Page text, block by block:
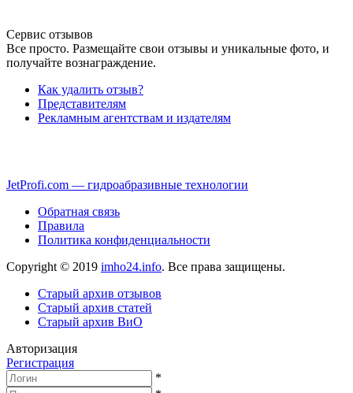
Сервис отзывов
Все просто. Размещайте свои отзывы и уникальные фото, и
получайте вознаграждение.
Как удалить отзыв?
Представителям
Рекламным агентствам и издателям
JetProfi.com — гидроабразивные технологии
Обратная связь
Правила
Политика конфиденциальности
Copyright © 2019 imho24.info. Все права защищены.
Старый архив отзывов
Старый архив статей
Старый архив ВиО
Авторизация
Регистрация
*